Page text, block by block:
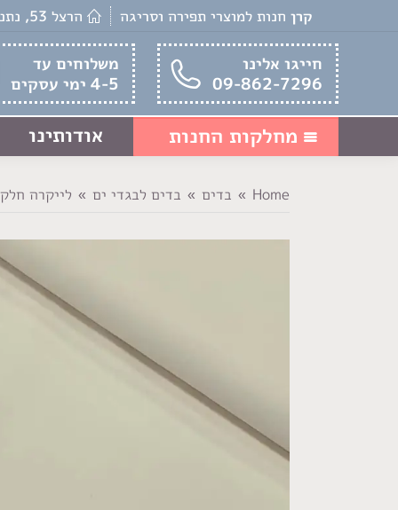
קרן חנות למוצרי תפירה וסריגה הרצל 53, נתניה
חייגו אלינו
09-862-7296
משלוחים עד
4-5 ימי עסקים
מחלקות החנות אודותינו
You are here:
Home בדים בדים לבגדי ים לייקרה